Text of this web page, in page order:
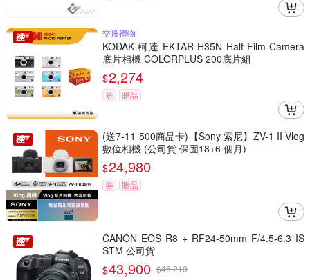
交換禮物
KODAK 柯達 EKTAR H35N Half Film Camera
底片相機 COLORPLUS 200底片組
$2,274
券 贈品
(送7-11 500商品卡)【Sony 索尼】ZV-1 II Vlog
數位相機 (公司貨 保固18+6 個月)
$24,980
券 贈品
CANON EOS R8 + RF24-50mm F/4.5-6.3 IS
STM 公司貨
$43,900 $46,210